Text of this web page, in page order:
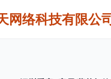
网络科技有限公司